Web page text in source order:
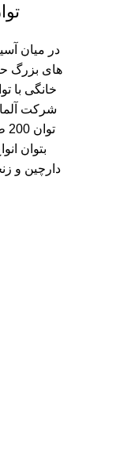
در میان
های بزرگ
بتوان
دارچین و